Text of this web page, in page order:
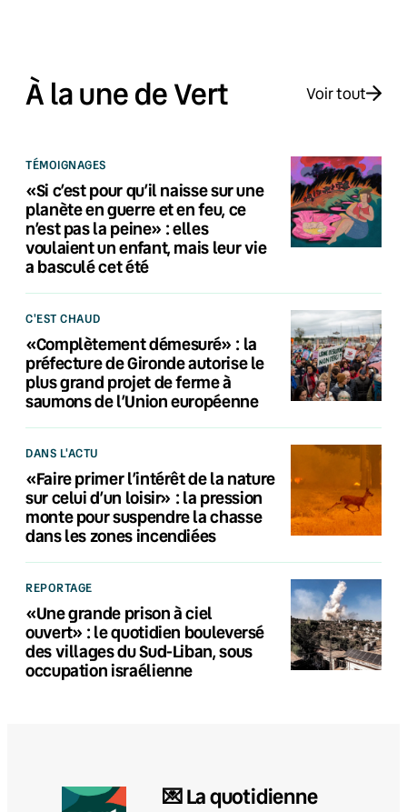
À la une de Vert Voir tout
TÉMOIGNAGES
«Si c’est pour qu’il naisse sur une
planète en guerre et en feu, ce
n’est pas la peine» : elles
voulaient un enfant, mais leur vie
a basculé cet été
C'EST CHAUD
«Complètement démesuré» : la
préfecture de Gironde autorise le
plus grand projet de ferme à
saumons de l’Union européenne
DANS L'ACTU
«Faire primer l’intérêt de la nature
sur celui d’un loisir» : la pression
monte pour suspendre la chasse
dans les zones incendiées
REPORTAGE
«Une grande prison à ciel
ouvert» : le quotidien bouleversé
des villages du Sud-Liban, sous
occupation israélienne
💌 La quotidienne